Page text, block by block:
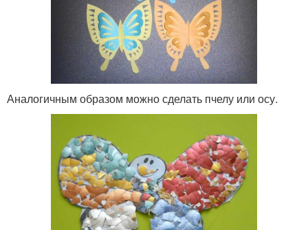
Аналогичным образом можно сделать пчелу или осу.